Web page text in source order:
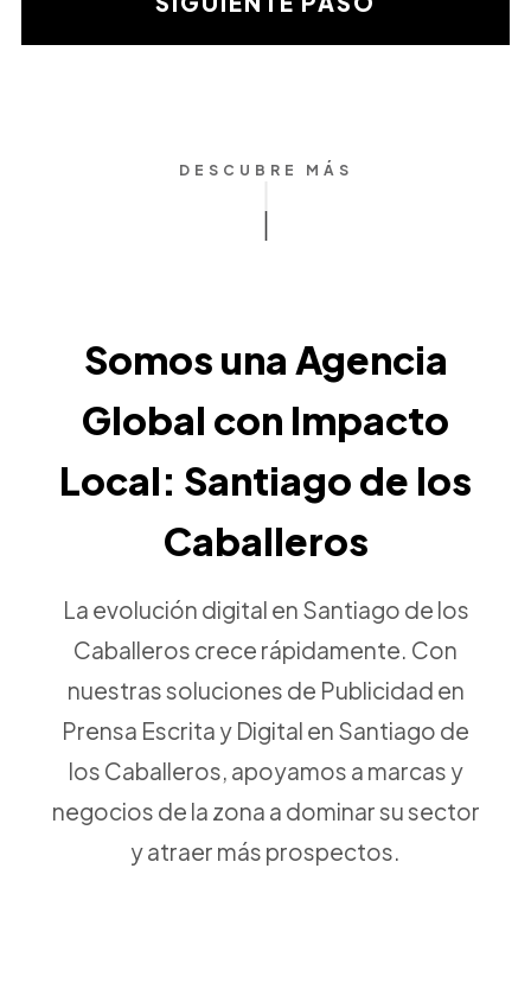
DESCUBRE MÁS
Somos una Agencia
Global con Impacto
Local: Santiago de los
Caballeros
La evolución digital en Santiago de los
Caballeros crece rápidamente. Con
nuestras soluciones de Publicidad en
Prensa Escrita y Digital en Santiago de
los Caballeros, apoyamos a marcas y
negocios de la zona a dominar su sector
y atraer más prospectos.